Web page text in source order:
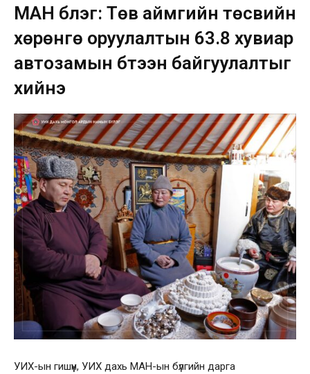
МАН бүлэг: Төв аймгийн төсвийн
хөрөнгө оруулалтын 63.8 хувиар
автозамын бүтээн байгуулалтыг
хийнэ
УИХ-ын гишүүн, УИХ дахь МАН-ын бүлгийн дарга